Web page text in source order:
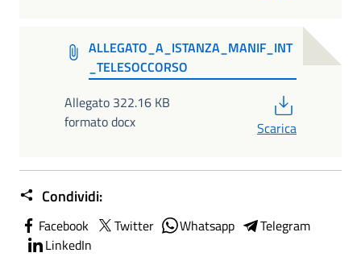
ALLEGATO_A_ISTANZA_MANIF_INT
_TELESOCCORSO
Allegato 322.16 KB
formato docx
Scarica
Condividi:
Facebook Twitter Whatsapp
Telegram
LinkedIn